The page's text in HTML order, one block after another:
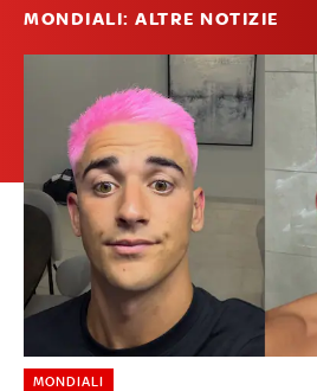
MONDIALI: ALTRE NOTIZIE
MONDIALI